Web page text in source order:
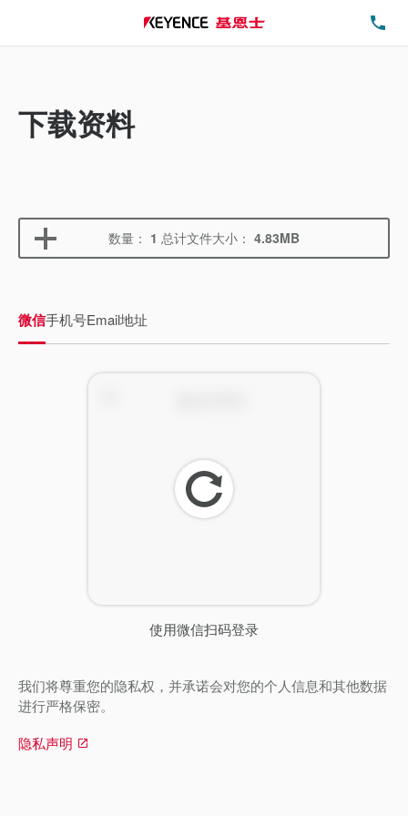
下载资料
数量： 1 总计文件大小： 4.83MB
微信手机号Email地址
使用微信扫码登录
刷
新
我们将尊重您的隐私权，并承诺会对您的个人信息和其他数据
进行严格保密。
隐私声明